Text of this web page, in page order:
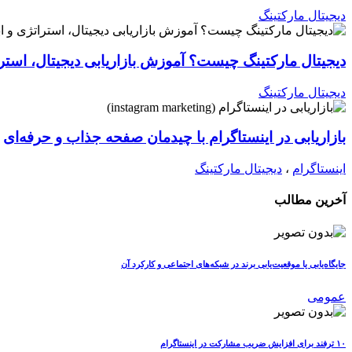
دیجیتال مارکتینگ
دیجیتال مارکتینگ چیست؟ آموزش بازاریابی دیجیتال،
دیجیتال مارکتینگ
بازاریابی در اینستاگرام با چیدمان صفحه جذاب و حرفه‌ای
اینستاگرام ، دیجیتال مارکتینگ
آخرین مطالب
جایگاه‌یابی یا موقعیت‌یابی برند در شبکه‌های اجتماعی و کارکرد آن
عمومی
۱۰ ترفند برای افزایش ضریب مشارکت در اینستاگرام